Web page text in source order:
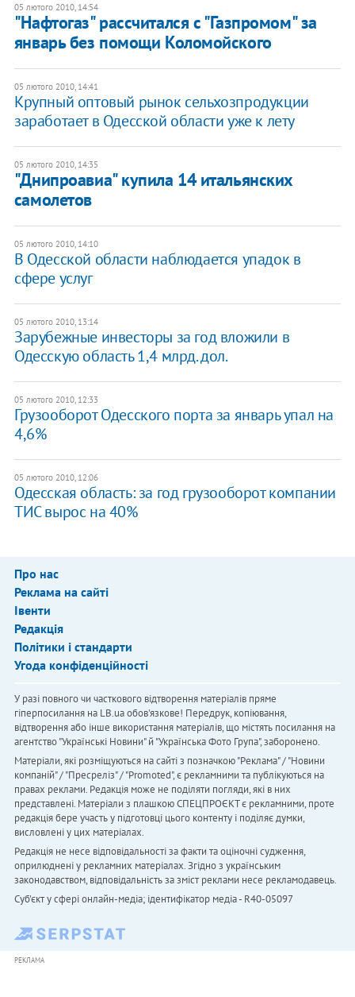
05 лютого 2010, 14:54
"Нафтогаз" рассчитался с "Газпромом" за
январь без помощи Коломойского
05 лютого 2010, 14:41
Крупный оптовый рынок сельхозпродукции
заработает в Одесской области уже к лету
05 лютого 2010, 14:35
"Днипроавиа" купила 14 итальянских
самолетов
05 лютого 2010, 14:10
В Одесской области наблюдается упадок в
сфере услуг
05 лютого 2010, 13:14
Зарубежные инвесторы за год вложили в
Одесскую область 1,4 млрд. дол.
05 лютого 2010, 12:33
Грузооборот Одесского порта за январь упал на
4,6%
05 лютого 2010, 12:06
Одесская область: за год грузооборот компании
ТИС вырос на 40%
Про нас
Реклама на сайті
Івенти
Редакція
Політики і стандарти
Угода конфіденційності
У разі повного чи часткового відтворення матеріалів пряме
гіперпосилання на LB.ua обов'язкове! Передрук, копіювання,
відтворення або інше використання матеріалів, що містять посилання на
агентство "Українськi Новини" й "Українська Фото Група", заборонено.
Матеріали, які розміщуються на сайті з позначкою "Реклама" / "Новини
компаній" / "Пресреліз" / "Promoted", є рекламними та публікуються на
правах реклами. Редакція може не поділяти погляди, які в них
представлені. Матеріали з плашкою СПЕЦПРОЄКТ є рекламними, проте
редакція бере участь у підготовці цього контенту і поділяє думки,
висловлені у цих матеріалах.
Редакція не несе відповідальності за факти та оціночні судження,
оприлюднені у рекламних матеріалах. Згідно з українським
законодавством, відповідальність за зміст реклами несе рекламодавець.
Cуб'єкт у сфері онлайн-медіа; ідентифікатор медіа - R40-05097
РЕКЛАМА